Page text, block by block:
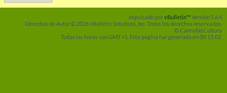
Impulsado porvBulletin™Versión 5.6.4
Derechos de Autor © 2026 vBulletin Solutions, Inc. Todos los derechos reservados.
© CannabisCultura
Todas las horas son GMT +1. Esta página fue generada en 00:11:02.